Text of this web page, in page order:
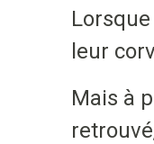
leur
Mais à